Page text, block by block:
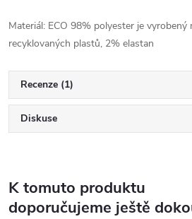
Materiál: ECO 98% polyester je
recyklovaných plastů, 2% elastan
Recenze (1)
Diskuse
K tomuto produktu
doporučujeme ještě